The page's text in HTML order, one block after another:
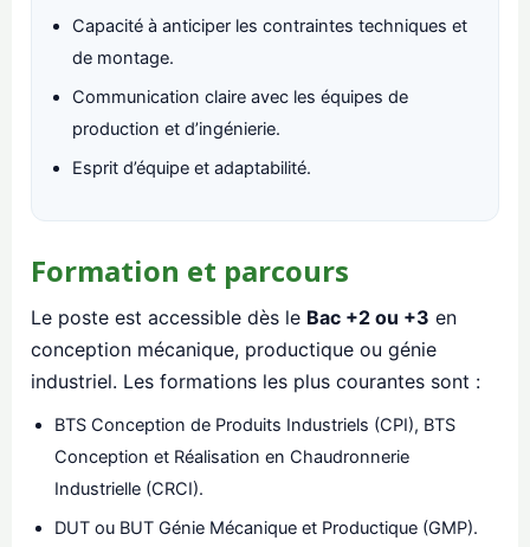
Capacité à anticiper les contraintes techniques et
de montage.
Communication claire avec les équipes de
production et d’ingénierie.
Esprit d’équipe et adaptabilité.
Formation et parcours
Le poste est accessible dès le Bac +2 ou +3 en
conception mécanique, productique ou génie
industriel. Les formations les plus courantes sont :
BTS Conception de Produits Industriels (CPI), BTS
Conception et Réalisation en Chaudronnerie
Industrielle (CRCI).
DUT ou BUT Génie Mécanique et Productique (GMP).